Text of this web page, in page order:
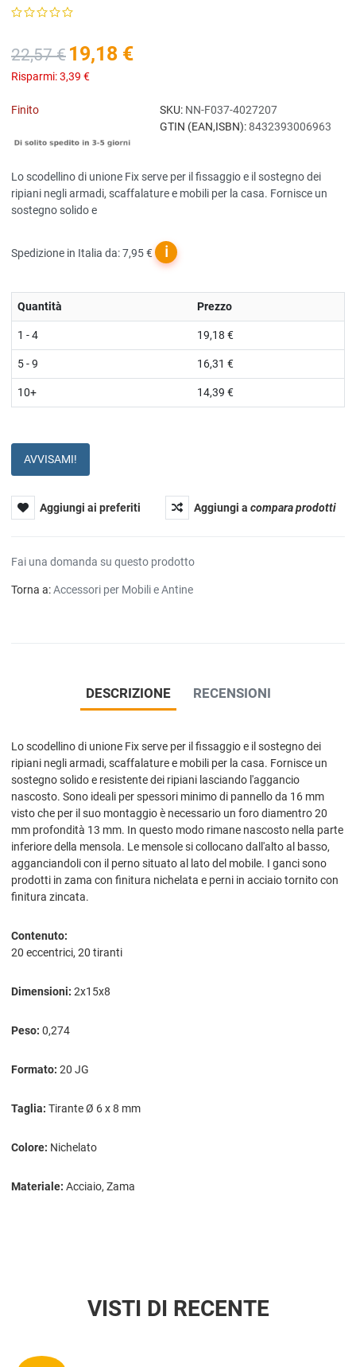
22,57 € 19,18 €
Risparmi:3,39 €
Finito SKU: NN-F037-4027207
GTIN (EAN,ISBN): 8432393006963
Lo scodellino di unione Fix serve per il fissaggio e il sostegno dei
ripiani negli armadi, scaffalature e mobili per la casa. Fornisce un
sostegno solido e
Spedizione in Italia da: 7,95 € ℹ
Quantità Prezzo
1 - 4 19,18 €
5 - 9 16,31 €
10+ 14,39 €
AVVISAMI!
Aggiungi ai preferiti Aggiungi acompara prodotti
Fai una domanda su questo prodotto
Torna a:Accessori per Mobili e Antine
DESCRIZIONE RECENSIONI
Lo scodellino di unione Fix serve per il fissaggio e il sostegno dei
ripiani negli armadi, scaffalature e mobili per la casa. Fornisce un
sostegno solido e resistente dei ripiani lasciando l'aggancio
nascosto. Sono ideali per spessori minimo di pannello da 16 mm
visto che per il suo montaggio è necessario un foro diamentro 20
mm profondità 13 mm. In questo modo rimane nascosto nella parte
inferiore della mensola. Le mensole si collocano dall'alto al basso,
agganciandoli con il perno situato al lato del mobile. I ganci sono
prodotti in zama con finitura nichelata e perni in acciaio tornito con
finitura zincata.
Contenuto:
20 eccentrici, 20 tiranti
Dimensioni: 2x15x8
Peso: 0,274
Formato: 20 JG
Taglia: Tirante Ø 6 x 8 mm
Colore: Nichelato
Materiale: Acciaio, Zama
VISTI DI RECENTE